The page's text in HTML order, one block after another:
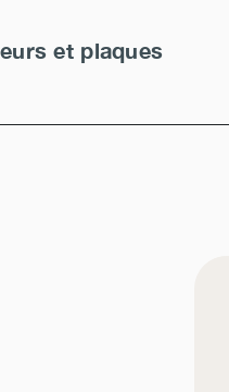
et plaques